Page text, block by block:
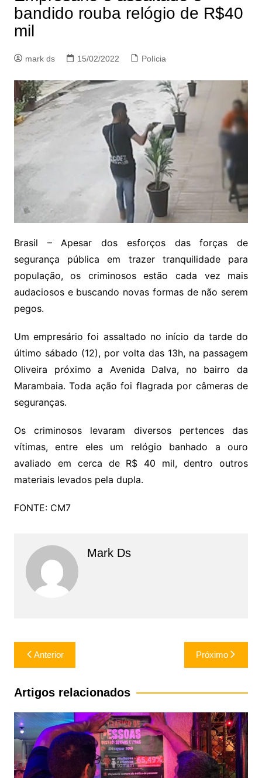
bandido rouba relógio de R$40
mil
mark ds 15/02/2022 Polícia
Brasil – Apesar dos esforços das forças de
segurança pública em trazer tranquilidade para
população, os criminosos estão cada vez mais
audaciosos e buscando novas formas de não serem
pegos.
Um empresário foi assaltado no início da tarde do
último sábado (12), por volta das 13h, na passagem
Oliveira próximo a Avenida Dalva, no bairro da
Marambaia. Toda ação foi flagrada por câmeras de
seguranças.
Os criminosos levaram diversos pertences das
vítimas, entre eles um relógio banhado a ouro
avaliado em cerca de R$ 40 mil, dentro outros
materiais levados pela dupla.
FONTE: CM7
Mark Ds
Navegação
de
Post
Anterior Próximo
Artigos relacionados